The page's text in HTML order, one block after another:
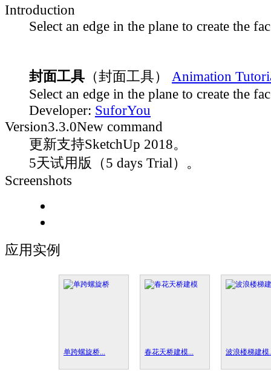
Introduction
Select an edge in the plane to create the
封面工具 （封面工具）
Animation
Select an edge in the plane to create the
Developer: SuforYou
Version3.3.0New command
更新支持SketchUp 2018。
5天试用版（5 days Trial）。
Screenshots
应用实例
单跨螺旋桥... 春花天桥建模... 波浪楼梯建模